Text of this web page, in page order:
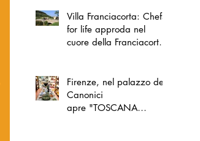
Villa Franciacorta: Chefs
for life approda nel
cuore della Franciacorta,
Firenze, nel palazzo dei
Canonici
apre "TOSCANA